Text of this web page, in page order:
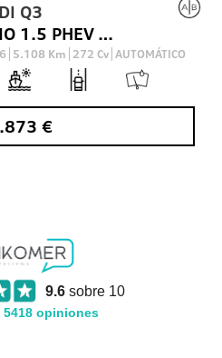
Q3
TODOTERRENO 1.5 PHEV S TRONIC BLACK LINE 272 5P
5.108 Km 272 Cv AUTOMÁTICO
€
9.6sobre 10
5418 opiniones